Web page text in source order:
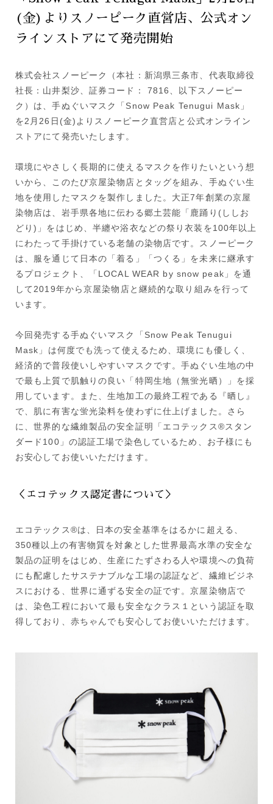
(金)よりスノーピーク直営店、公式オン
ラインストアにて発売開始
株式会社スノーピーク（本社：新潟県三条市、代表取締役
社長：山井梨沙、証券コード： 7816、以下スノーピー
ク）は、手ぬぐいマスク「Snow Peak Tenugui Mask」
を2月26日(金)よりスノーピーク直営店と公式オンライン
ストアにて発売いたします。
環境にやさしく長期的に使えるマスクを作りたいという想
いから、このたび京屋染物店とタッグを組み、手ぬぐい生
地を使用したマスクを製作しました。大正7年創業の京屋
染物店は、岩手県各地に伝わる郷土芸能「鹿踊り(ししお
どり)」をはじめ、半纏や浴衣などの祭り衣装を100年以上
にわたって手掛けている老舗の染物店です。スノーピーク
は、服を通じて日本の「着る」「つくる」を未来に継承す
るプロジェクト、「LOCAL WEAR by snow peak」を通
して2019年から京屋染物店と継続的な取り組みを行って
います。
今回発売する手ぬぐいマスク「Snow Peak Tenugui
Mask」は何度でも洗って使えるため、環境にも優しく、
経済的で普段使いしやすいマスクです。手ぬぐい生地の中
で最も上質で肌触りの良い「特岡生地（無蛍光晒）」を採
用しています。また、生地加工の最終工程である『晒し』
で、肌に有害な蛍光染料を使わずに仕上げました。さら
に、世界的な繊維製品の安全証明「エコテックス®スタン
ダード100」の認証工場で染色しているため、お子様にも
お安心してお使いいただけます。
＜エコテックス認定書について＞
エコテックス®は、日本の安全基準をはるかに超える、
350種以上の有害物質を対象とした世界最高水準の安全な
製品の証明をはじめ、生産にたずさわる人や環境への負荷
にも配慮したサステナブルな工場の認証など、繊維ビジネ
スにおける、世界に通ずる安全の証です。京屋染物店で
は、染色工程において最も安全なクラス１という認証を取
得しており、赤ちゃんでも安心してお使いいただけます。